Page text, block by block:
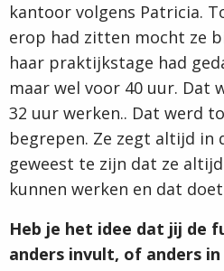
kantoor volgens Patricia.
erop had zitten mocht ze
haar praktijkstage had
maar wel voor 40 uur. Dat
32 uur werken.. Dat werd
begrepen. Ze zegt altijd in
geweest te zijn dat ze
kunnen werken en dat
Heb je het idee dat jij de
anders invult, of anders